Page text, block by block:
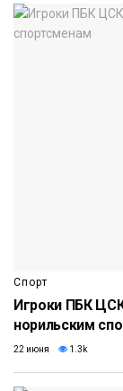
Спорт
Игроки ПБК
норильским
22 июня 1.3k